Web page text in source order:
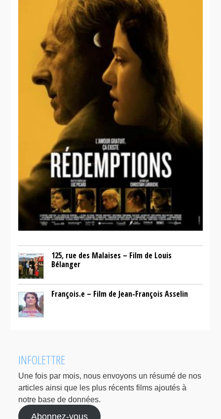
125, rue des Malaises – Film de Louis
Bélanger
François.e – Film de Jean-François Asselin
INFOLETTRE
Une fois par mois, nous envoyons un résumé de nos
articles ainsi que les plus récents films ajoutés à
notre base de données.
Abonnez-vous